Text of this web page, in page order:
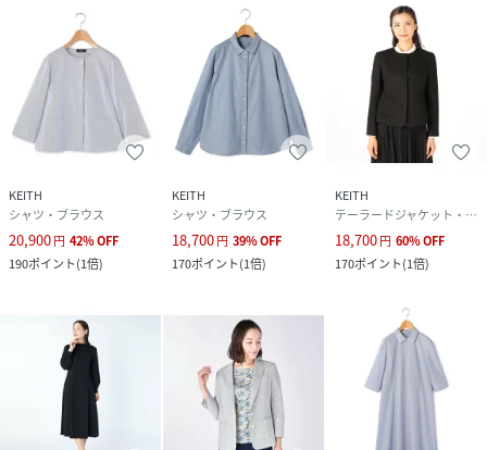
KEITH
シャツ・ブラウス
20,900円 42%OFF
190ポイント(1倍)
KEITH
シャツ・ブラウス
18,700円 39%OFF
170ポイント(1倍)
KEITH
テーラードジャケット・ブレザー
18,700円 60%OFF
170ポイント(1倍)